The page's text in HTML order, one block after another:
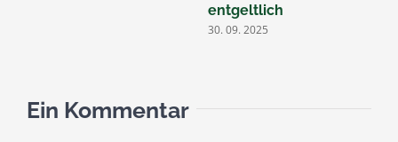
entgeltlich
30. 09. 2025
Ein Kommentar